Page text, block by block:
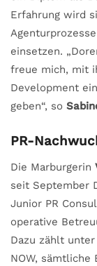
Erfahrung wird
einsetzen.
freue mich, mit
Development
geben“, so
PR-
Die Marburgerin
seit September
Junior PR
operative
Dazu zählt
NOW, sämtliche